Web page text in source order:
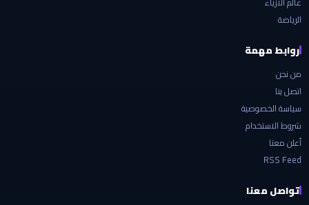
الرياضة
روابط مهمة
من نحن
اتصل بنا
سياسة الخصوصية
شروط الاستخدام
أعلن معنا
RSS Feed
تواصل معنا